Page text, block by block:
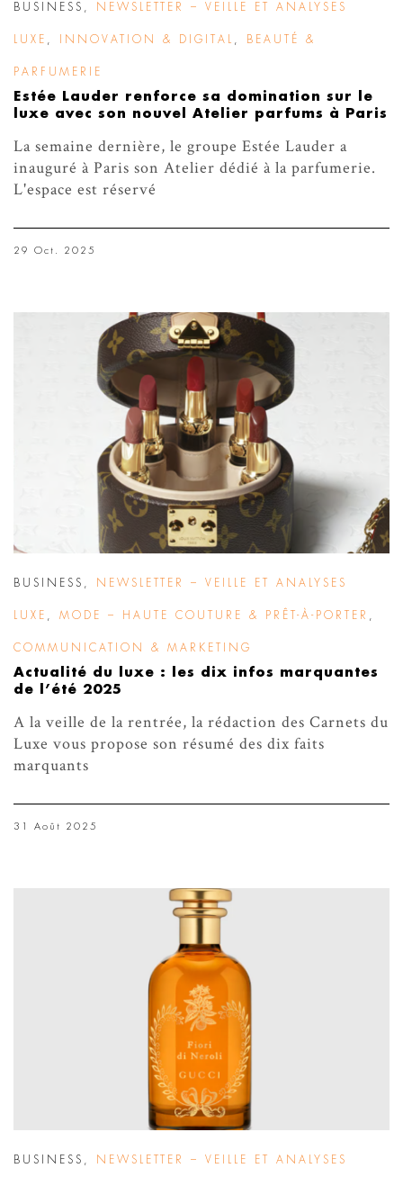
BUSINESS NEWSLETTER – VEILLE ET ANALYSES
LUXE INNOVATION & DIGITAL BEAUTÉ &
PARFUMERIE
Estée Lauder renforce sa domination sur le
luxe avec son nouvel Atelier parfums à Paris
La semaine dernière, le groupe Estée Lauder a
inauguré à Paris son Atelier dédié à la parfumerie.
L'espace est réservé
29 Oct. 2025
BUSINESS , NEWSLETTER – VEILLE ET ANALYSES
LUXE , MODE – HAUTE COUTURE & PRÊT-À-PORTER ,
COMMUNICATION & MARKETING
Actualité du luxe : les dix infos marquantes
de l’été 2025
A la veille de la rentrée, la rédaction des Carnets du
Luxe vous propose son résumé des dix faits
marquants
31 Août 2025
BUSINESS NEWSLETTER – VEILLE ET ANALYSES